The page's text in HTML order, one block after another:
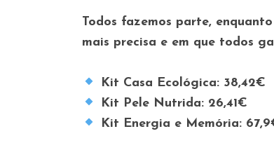
Todos fazemos parte,
mais precisa e em que todos
Kit Casa Ecológica: 38,42€
Kit Pele Nutrida: 26,41€
Kit Energia e Memória: